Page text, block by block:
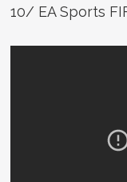
10/ EA Sports